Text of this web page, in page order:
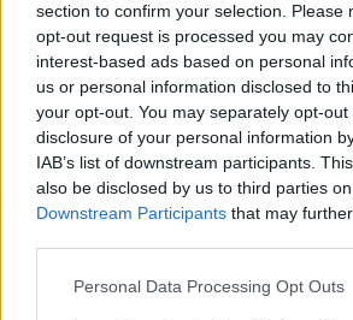
section to confirm your selection. Please
opt-out request is processed you may
interest-based ads based on personal
us or personal information disclosed to
your opt-out. You may separately opt-
disclosure of your personal information
IAB’s list of downstream participants.
also be disclosed by us to third parties
Downstream Participants that may
Please note that this website/app uses
Personal Data Processing Opt Outs
NEWS